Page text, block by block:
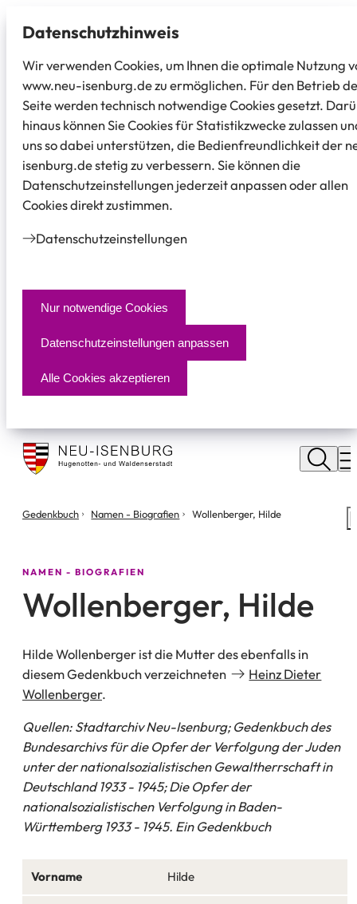
Datenschutz­hinweis
Wir verwenden Cookies, um Ihnen die optimale Nutzung
www.neu-isenburg.de zu ermöglichen. Für den Betrieb
Seite werden technisch notwendige Cookies gesetzt.
hinaus können Sie Cookies für Statistikzwecke zulassen
uns so dabei unterstützen, die Bedienfreundlichkeit der
isenburg.de stetig zu verbessern. Sie können die
Datenschutzeinstellungen jederzeit anpassen oder allen
Cookies direkt zustimmen.
Datenschutz­einstellungen
Nur notwendige Cookies
Datenschutzeinstellungen anpassen
Alle Cookies akzeptieren
Stadt
Neu
Isenburg
SieGedenkbuch Namen - Biografien Wollenberger, Hilde
NAMEN - BIOGRAFIEN
Wollenberger, Hilde
Hilde Wollenberger ist die Mutter des ebenfalls in
diesem Gedenkbuch verzeichneten
Heinz Dieter
Wollenberger.
Quellen: Stadtarchiv Neu-Isenburg; Gedenkbuch des
Bundesarchivs für die Opfer der Verfolgung der Juden
unter der nationalsozialistischen Gewaltherrschaft in
Deutschland 1933 - 1945; Die Opfer der
nationalsozialistischen Verfolgung in Baden-
Württemberg 1933 - 1945. Ein Gedenkbuch
Vorname Hilde